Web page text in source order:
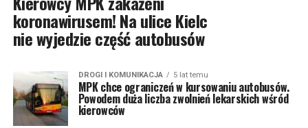
koronawirusem! Na ulice Kielc
nie wyjedzie część autobusów
DROGI I KOMUNIKACJA 5 lat temu
MPK chce ograniczeń w kursowaniu autobusów.
Powodem duża liczba zwolnień lekarskich wśród
kierowców